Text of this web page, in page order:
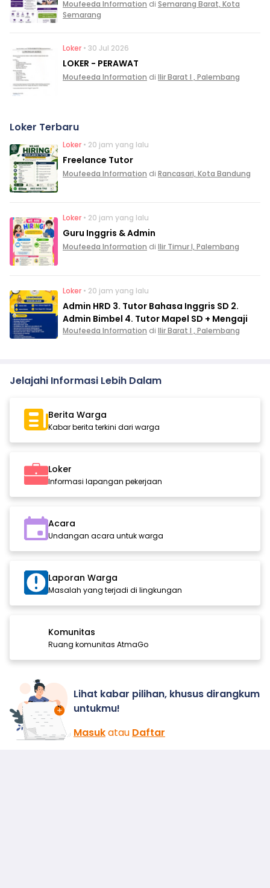
Moufeeda Information di Semarang Barat, Kota
Semarang
Loker • 30 Jul 2026
LOKER - PERAWAT
Moufeeda Information di Ilir Barat I , Palembang
Loker Terbaru
Loker • 20 jam yang lalu
Freelance Tutor
Moufeeda Information di Rancasari, Kota Bandung
Loker • 20 jam yang lalu
Guru Inggris & Admin
Moufeeda Information di Ilir Timur I, Palembang
Loker • 20 jam yang lalu
Admin HRD 3. Tutor Bahasa Inggris SD 2.
Admin Bimbel 4. Tutor Mapel SD + Mengaji
Moufeeda Information di Ilir Barat I , Palembang
Jelajahi Informasi Lebih Dalam
Berita Warga
Kabar berita terkini dari warga
Loker
Informasi lapangan pekerjaan
Acara
Undangan acara untuk warga
Laporan Warga
Masalah yang terjadi di lingkungan
Komunitas
Ruang komunitas AtmaGo
Lihat kabar pilihan, khusus dirangkum
untukmu!
Masukatau Daftar